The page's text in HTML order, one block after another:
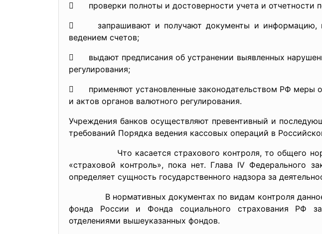
 проверки полноты и достоверности учета и отчетности
 запрашивают и получают документы и информацию,
ведением счетов;
 выдают предписания об устранении выявленных
регулирования;
 применяют установленные законодательством РФ меры
и актов органов валютного регулирования.
Учреждения банков осуществляют превентивный и
требований Порядка ведения кассовых операций в
Что касается страхового контроля, то общего
«страховой контроль», пока нет. Глава IV Федерального
определяет сущность государственного надзора за
В нормативных документах по видам контроля данное
фонда России и Фонда социального страхования РФ
отделениями вышеуказанных фондов.